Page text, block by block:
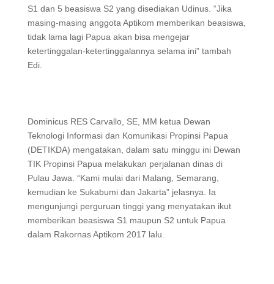
S1 dan 5 beasiswa S2 yang disediakan Udinus. “Jika
masing-masing anggota Aptikom memberikan beasiswa,
tidak lama lagi Papua akan bisa mengejar
ketertinggalan-ketertinggalannya selama ini” tambah
Edi.
Dominicus RES Carvallo, SE, MM ketua Dewan
Teknologi Informasi dan Komunikasi Propinsi Papua
(DETIKDA) mengatakan, dalam satu minggu ini Dewan
TIK Propinsi Papua melakukan perjalanan dinas di
Pulau Jawa. “Kami mulai dari Malang, Semarang,
kemudian ke Sukabumi dan Jakarta” jelasnya. Ia
mengunjungi perguruan tinggi yang menyatakan ikut
memberikan beasiswa S1 maupun S2 untuk Papua
dalam Rakornas Aptikom 2017 lalu.